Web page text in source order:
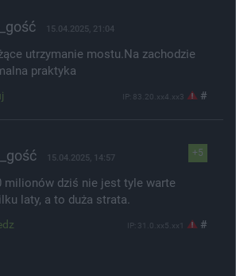
15.04.2025, 21:04
utrzymanie mostu.Na zachodzie
praktyka
IP: 83.20.xx4.xx3 #
+5
15.04.2025, 14:57
milionów dziś nie jest tyle warte
laty, a to duża strata.
IP: 31.0.xx5.xx1 #